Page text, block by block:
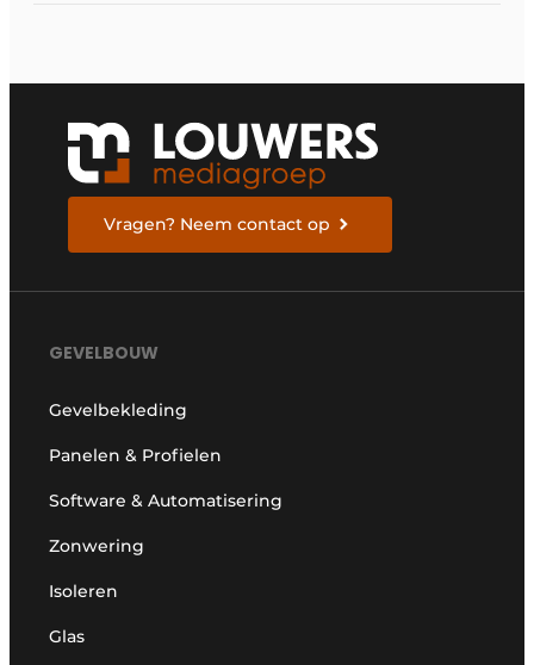
Vragen? Neem contact op
GEVELBOUW
Gevelbekleding
Panelen & Profielen
Software & Automatisering
Zonwering
Isoleren
Glas